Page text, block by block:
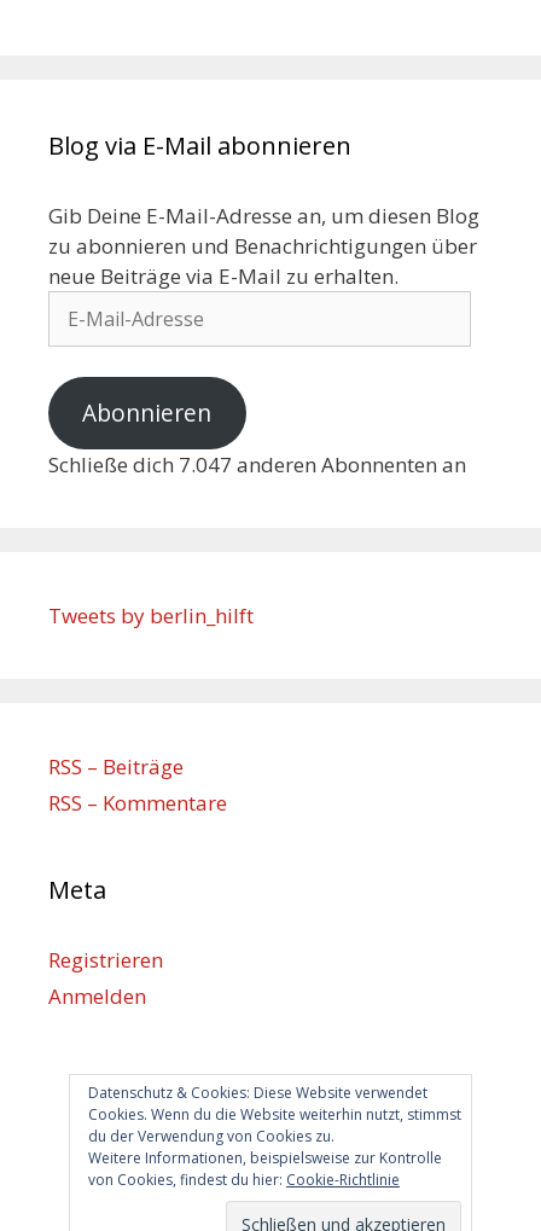
Blog via E-Mail abonnieren
Gib Deine E-Mail-Adresse an, um diesen Blog
zu abonnieren und Benachrichtigungen über
neue Beiträge via E-Mail zu erhalten.
Abonnieren
Schließe dich 7.047 anderen Abonnenten an
Datenschutz & Cookies: Diese Website verwendet
Cookies. Wenn du die Website weiterhin nutzt, stimmst
du der Verwendung von Cookies zu.
Weitere Informationen, beispielsweise zur Kontrolle
von Cookies, findest du hier: Cookie-Richtlinie
Tweets by berlin_hilft
RSS – Beiträge
RSS – Kommentare
Meta
Registrieren
Anmelden
Kommentar-Feed
WordPress.org
Berlin hilft